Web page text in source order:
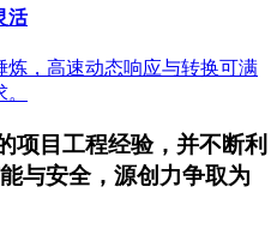
活
炼，高速动态响应与转换可满
项目工程经验，并不断利
与安全，源创力争取为